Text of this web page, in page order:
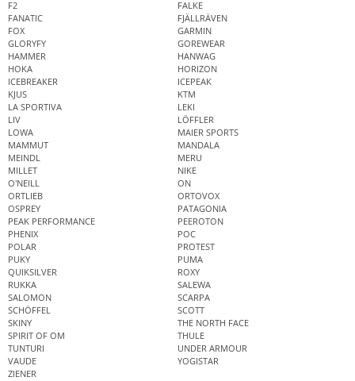
F2
FALKE
FANATIC
FJÄLLRÄVEN
FOX
GARMIN
GLORYFY
GOREWEAR
HAMMER
HANWAG
HOKA
HORIZON
ICEBREAKER
ICEPEAK
KJUS
KTM
LA SPORTIVA
LEKI
LIV
LÖFFLER
LOWA
MAIER SPORTS
MAMMUT
MANDALA
MEINDL
MERU
MILLET
NIKE
O'NEILL
ON
ORTLIEB
ORTOVOX
OSPREY
PATAGONIA
PEAK PERFORMANCE
PEEROTON
PHENIX
POC
POLAR
PROTEST
PUKY
PUMA
QUIKSILVER
ROXY
RUKKA
SALEWA
SALOMON
SCARPA
SCHÖFFEL
SCOTT
SKINY
THE NORTH FACE
SPIRIT OF OM
THULE
TUNTURI
UNDER ARMOUR
VAUDE
YOGISTAR
ZIENER